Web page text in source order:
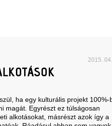
2015.
ha egy kulturális projekt 100%-
magát. Egyrészt ez túlságosan
alkotásokat, másrészt azok így a